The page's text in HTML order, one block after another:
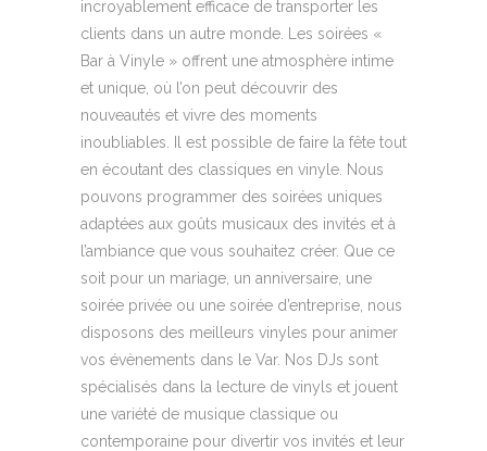
incroyablement efficace de transporter les
clients dans un autre monde. Les soirées «
Bar à Vinyle » offrent une atmosphère intime
et unique, où l’on peut découvrir des
nouveautés et vivre des moments
inoubliables. Il est possible de faire la fête tout
en écoutant des classiques en vinyle. Nous
pouvons programmer des soirées uniques
adaptées aux goûts musicaux des invités et à
l’ambiance que vous souhaitez créer. Que ce
soit pour un mariage, un anniversaire, une
soirée privée ou une soirée d’entreprise, nous
disposons des meilleurs vinyles pour animer
vos évènements dans le Var. Nos DJs sont
spécialisés dans la lecture de vinyls et jouent
une variété de musique classique ou
contemporaine pour divertir vos invités et leur